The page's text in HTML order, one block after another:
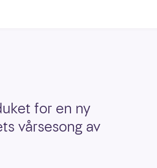
for en ny
vårsesong av